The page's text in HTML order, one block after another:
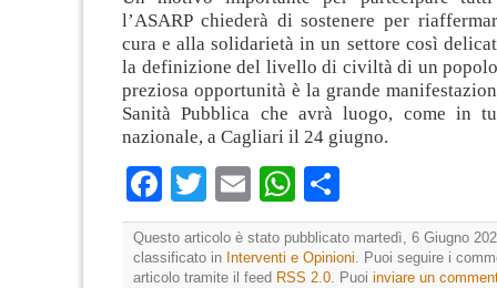
l’ASARP chiederà di sostenere per
cura e alla solidarietà in un settore così
la definizione del livello di civiltà di un
preziosa opportunità è la grande
Sanità Pubblica che avrà luogo, come in
nazionale, a Cagliari il 24 giugno.
Facebook
TwitterEmailWhatsApp
Questo articolo è stato pubblicato martedì, 6 Giugno
classificato in Interventi e Opinioni. Puoi seguire i
articolo tramite il feed RSS 2.0. Puoi inviare un